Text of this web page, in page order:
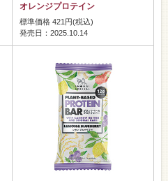
オレンジプロテイン
標準価格 421円(税込)
発売日：2025.10.14